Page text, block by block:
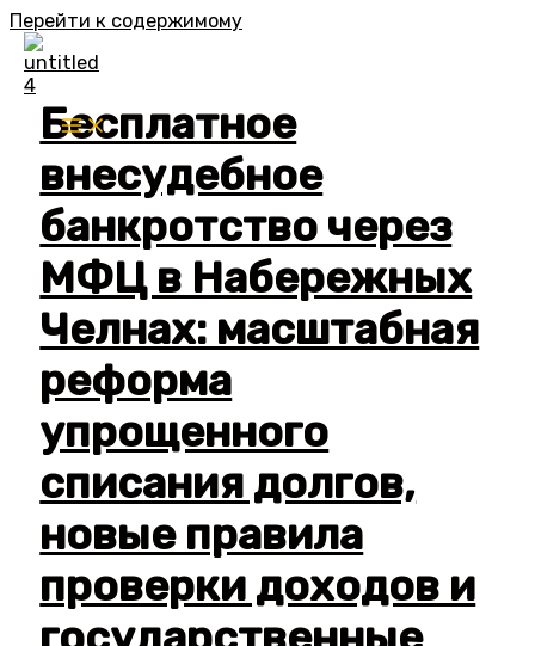
Перейти к содержимому
Бесплатное
внесудебное
банкротство через
МФЦ в Набережных
Челнах: масштабная
реформа
упрощенного
списания долгов,
новые правила
проверки доходов и